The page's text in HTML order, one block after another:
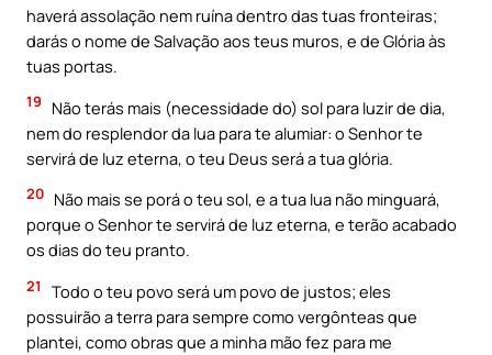
haverá assolação nem ruína dentro das tuas fronteiras;
darás o nome de Salvação aos teus muros, e de Glória às
tuas portas.
19
Não terás mais (necessidade do) sol para luzir de dia,
nem do resplendor da lua para te alumiar: o Senhor te
servirá de luz eterna, o teu Deus será a tua glória.
20 Não mais se porá o teu sol, e a tua lua não minguará,
porque o Senhor te servirá de luz eterna, e terão acabado
os dias do teu pranto.
21
Todo o teu povo será um povo de justos; eles
possuirão a terra para sempre como vergônteas que
plantei, como obras que a minha mão fez para me